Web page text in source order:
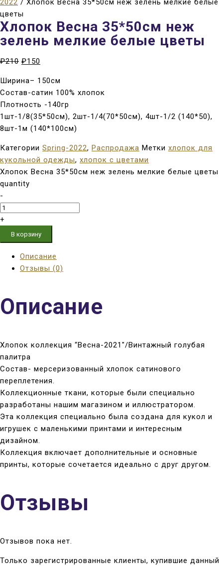
2022 / Хлопок Весна 35*50см неж зелень мелкие белые
цветы
Хлопок Весна 35*50см неж
зелень мелкие белые цветы
₽210 ₽150
Ширина– 150см
Состав-сатин 100% хлопок
Плотность -140гр
1шт-1/8(35*50см), 2шт-1/4(70*50см), 4шт-1/2 (140*50),
8шт-1м (140*100см)
Категории Spring-2022, Распродажа Метки хлопок для
кукольной одежды, хлопок с цветами
Хлопок Весна 35*50см неж зелень мелкие белые цветы
quantity
-
+
В корзину
Описание
Отзывы (0)
Описание
Хлопок коллекция “Весна-2021″/Винтажный голубая
палитра
Состав- мерсеризованный хлопок сатинового
переплетения.
Коллекционные ткани, которые были специально
разработаны нашим магазином и иллюстратором.
Эта коллекция специально была создана для кукол и
игрушек с маленькими принтами и интересным
дизайном.
Коллекция включает дополнительные и основные
принты, которые сочетается идеально с друг другом.
Отзывы
Отзывов пока нет.
Только зарегистрированные клиенты, купившие данный